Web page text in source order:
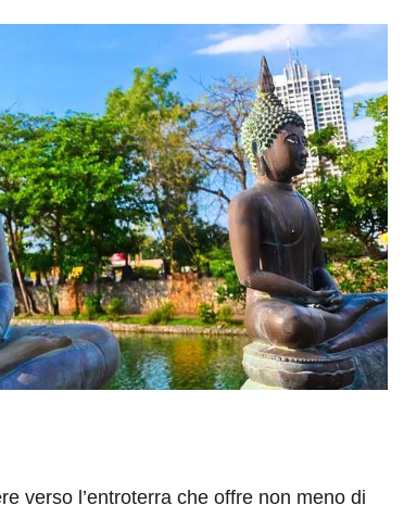
verso l’entroterra che offre non meno di